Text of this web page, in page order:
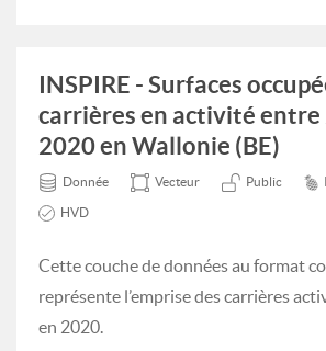
INSPIRE - Surfaces
carrières en activité entre
2020 en Wallonie (BE)
Donnée Vecteur Public
HVD
Cette couche de données au format
représente l’emprise des carrières
en 2020.